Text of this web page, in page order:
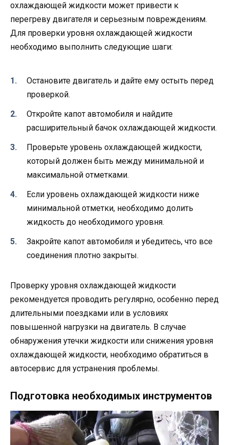
охлаждающей жидкости может привести к
перегреву двигателя и серьезным повреждениям.
Для проверки уровня охлаждающей жидкости
необходимо выполнить следующие шаги:
Остановите двигатель и дайте ему остыть перед
проверкой.
Откройте капот автомобиля и найдите
расширительный бачок охлаждающей жидкости.
Проверьте уровень охлаждающей жидкости,
который должен быть между минимальной и
максимальной отметками.
Если уровень охлаждающей жидкости ниже
минимальной отметки, необходимо долить
жидкость до необходимого уровня.
Закройте капот автомобиля и убедитесь, что все
соединения плотно закрыты.
Проверку уровня охлаждающей жидкости
рекомендуется проводить регулярно, особенно перед
длительными поездками или в условиях
повышенной нагрузки на двигатель. В случае
обнаружения утечки жидкости или снижения уровня
охлаждающей жидкости, необходимо обратиться в
автосервис для устранения проблемы.
Подготовка необходимых инструментов